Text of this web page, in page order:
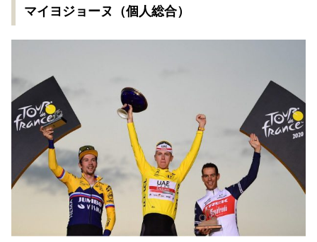
マイヨジョーヌ（個人総合）